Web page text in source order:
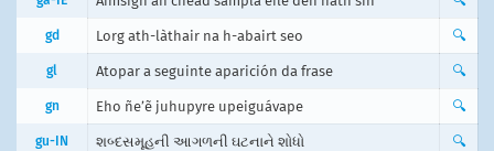
gd Lorg ath-làthair na h-abairt seo 🔍
gl Atopar a seguinte aparición da frase 🔍
gn Eho ñe’ẽ juhupyre upeiguávape 🔍
gu-IN શબ્દસમૂહની આગળની ઘટનાને શોધો 🔍